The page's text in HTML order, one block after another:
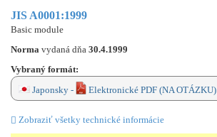
JIS A0001:1999
Basic module
Norma vydaná dňa 30.4.1999
Vybraný formát:
Japonsky -
Elektronické PDF (NA OTÁZKU)
Zobraziť všetky technické informácie